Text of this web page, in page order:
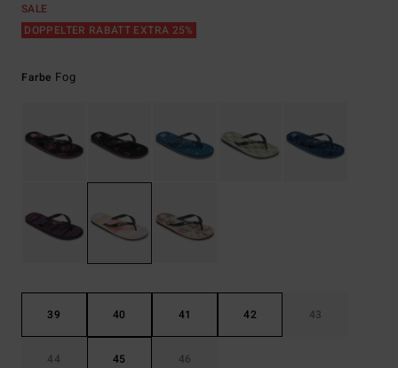
SALE
DOPPELTER RABATT EXTRA 25%
Farbe Fog
39 40 41 42 43
44 45 46